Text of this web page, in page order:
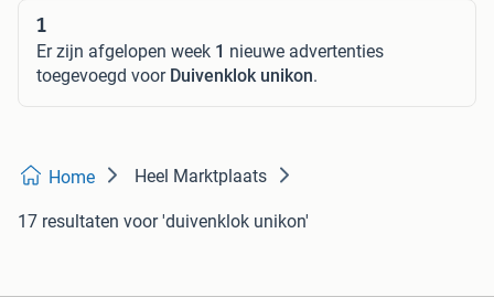
1
Er zijn afgelopen week 1 nieuwe advertenties
toegevoegd voor Duivenklok unikon.
Home Heel Marktplaats
17 resultaten voor 'duivenklok unikon'